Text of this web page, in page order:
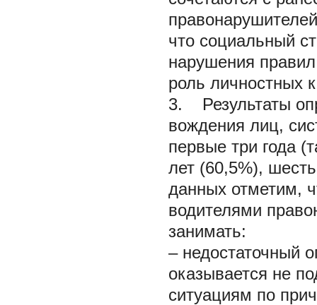
что социальный
нарушения
роль личностных
3. Результаты
вождения лиц,
первые три года
лет (60,5%),
данных отметим,
водителями
занимать:
– недостаточный
оказывается не
ситуациям по